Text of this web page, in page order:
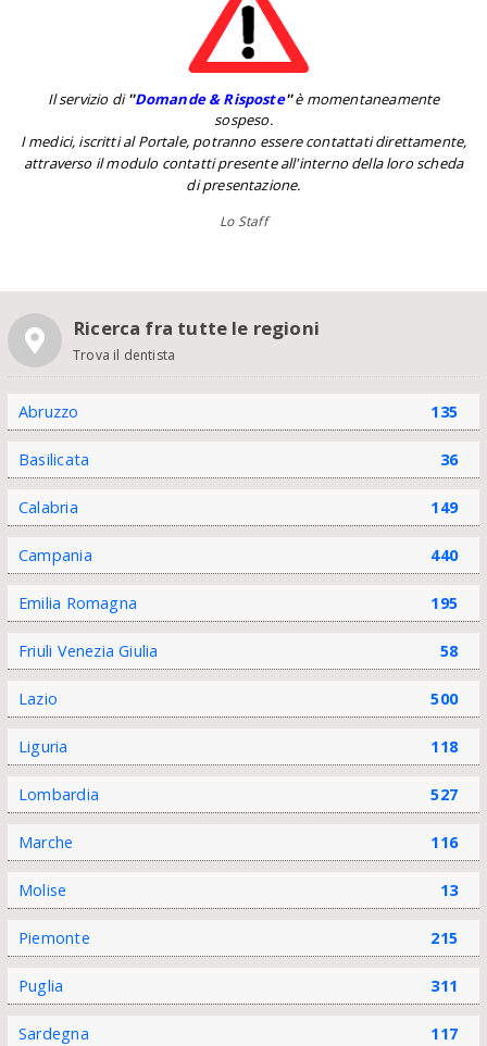
Il servizio di''Domande & Risposte''è momentaneamente
sospeso.
I medici, iscritti al Portale, potranno essere contattati direttamente,
attraverso il modulo contatti presente all'interno della loro scheda
di presentazione.
Lo Staff
Ricerca fra tutte le regioni
Trova il dentista
Abruzzo 135
Basilicata 36
Calabria 149
Campania 440
Emilia Romagna 195
Friuli Venezia Giulia 58
Lazio 500
Liguria 118
Lombardia 527
Marche 116
Molise 13
Piemonte 215
Puglia 311
Sardegna 117